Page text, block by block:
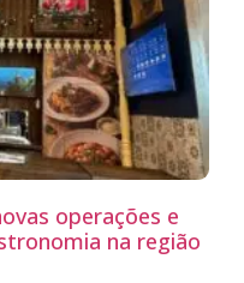
operações e
na região